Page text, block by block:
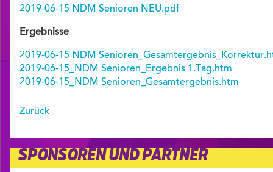
2019-06-15 NDM Senioren NEU.pdf
Ergebnisse
2019-06-15 NDM
2019-06-15_NDM Senioren_Ergebnis 1.Tag.htm
2019-06-15_NDM Senioren_Gesamtergebnis.htm
Zurück
SPONSOREN UND PARTNER